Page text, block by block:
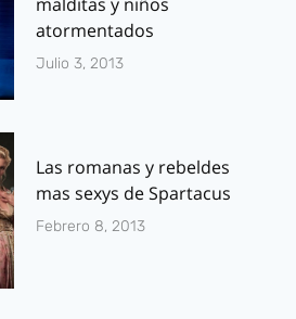
atormentados
Julio 3, 2013
Las romanas y rebeldes
mas sexys de Spartacus
Febrero 8, 2013